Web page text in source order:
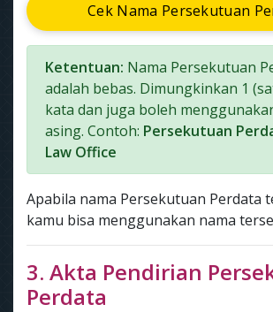
Cek Nama Persekutuan
Ketentuan: Nama Persekutuan
adalah bebas. Dimungkinkan 1
kata dan juga boleh
asing. Contoh: Persekutuan
Law Office
Apabila nama Persekutuan Perdata
kamu bisa menggunakan nama
3. Akta Pendirian
Perdata